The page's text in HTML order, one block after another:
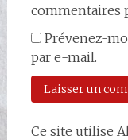
commentaires
Prévenez-
par e-mail.
Ce site utilise